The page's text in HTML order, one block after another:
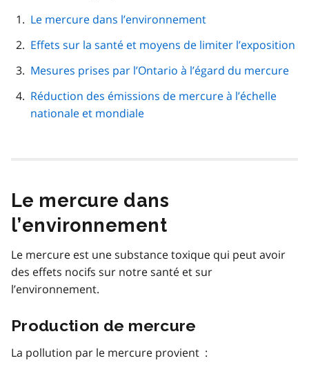
navigation
page
Le mercure dans l’environnement
Effets sur la santé et moyens de limiter l’exposition
Mesures prises par l’Ontario à l’égard du mercure
Réduction des émissions de mercure à l’échelle
nationale et mondiale
Le mercure dans
l’environnement
Le mercure est une substance toxique qui peut avoir
des effets nocifs sur notre santé et sur
l’environnement.
Production de mercure
La pollution par le mercure provient :